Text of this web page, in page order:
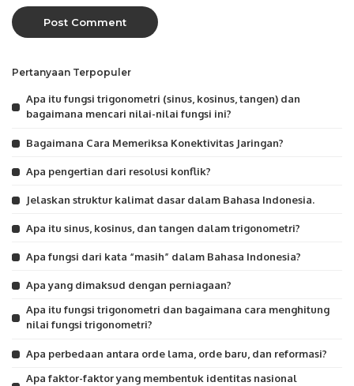
Pertanyaan Terpopuler
Apa itu fungsi trigonometri (sinus, kosinus, tangen) dan
bagaimana mencari nilai-nilai fungsi ini?
Bagaimana Cara Memeriksa Konektivitas Jaringan?
Apa pengertian dari resolusi konflik?
Jelaskan struktur kalimat dasar dalam Bahasa Indonesia.
Apa itu sinus, kosinus, dan tangen dalam trigonometri?
Apa fungsi dari kata “masih” dalam Bahasa Indonesia?
Apa yang dimaksud dengan perniagaan?
Apa itu fungsi trigonometri dan bagaimana cara menghitung
nilai fungsi trigonometri?
Apa perbedaan antara orde lama, orde baru, dan reformasi?
Apa faktor-faktor yang membentuk identitas nasional